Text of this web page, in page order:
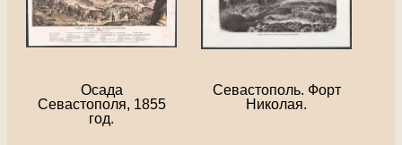
Осада
Севастополя, 1855
год.
Севастополь. Форт
Николая.